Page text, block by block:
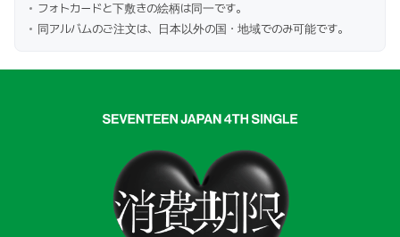
フォトカードと下敷きの絵柄は同一です。
同アルバムのご注文は、日本以外の国・地域でのみ可能です。